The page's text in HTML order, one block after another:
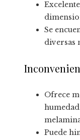
Se
diversas
Ofrece
Puede